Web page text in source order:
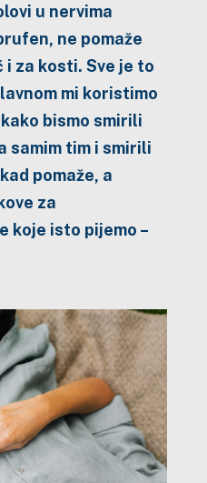
u nervima
ne pomaže
i za kosti. Sve je to
mi koristimo
bismo smirili
samim tim i smirili
pomaže, a
za
koje isto pijemo –